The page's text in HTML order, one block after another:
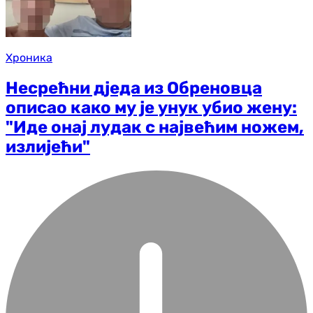
Хроника
Несрећни дједа из Обреновца
описао како му је унук убио жену:
"Иде онај лудак с највећим ножем,
излијећи"